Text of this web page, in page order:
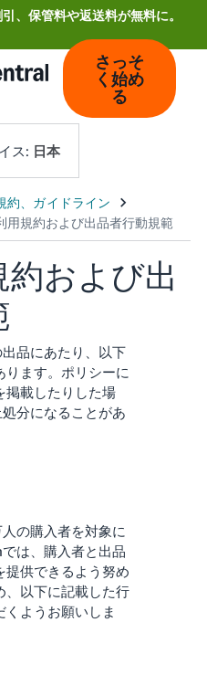
、保管料や返送料が無料に。
さっそ
く始め
る
ス: 日本
約および出
品にあたり、以下
ます。ポリシーに
掲載したりした場
分になることがあ
の購入者を対象に
は、購入者と出品
提供できるよう努め
、以下に記載した行
ようお願いしま